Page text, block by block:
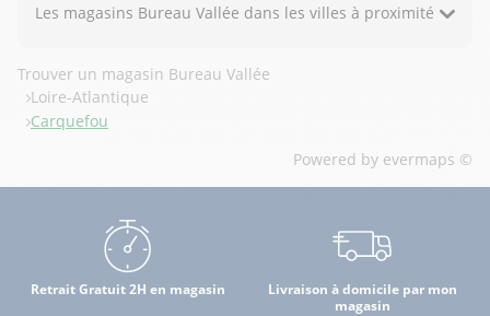
Les magasins Bureau Vallée dans les villes à proximité
Trouver un magasin Bureau Vallée
Loire-Atlantique
Carquefou
Powered by evermaps ©
Retrait Gratuit 2H en magasin
Livraison à domicile par mon
magasin